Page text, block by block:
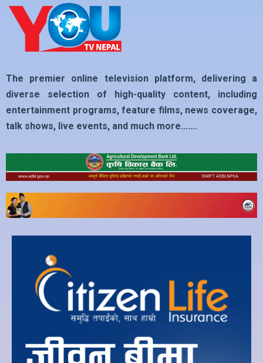
The premier online television platform, delivering a
diverse selection of high-quality content, including
entertainment programs, feature films, news coverage,
talk shows, live events, and much more…….